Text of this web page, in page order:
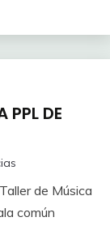
PPL DE
de Música
común